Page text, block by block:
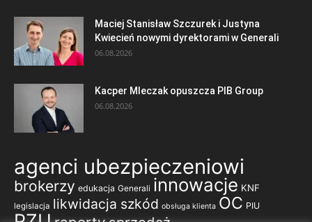
Maciej Stanisław Szczurek i Justyna
Kwiecień nowymi dyrektorami w Generali
06.08.2026
Kacper Mleczak opuszcza PIB Group
06.08.2026
agenci ubezpieczeniowi
brokerzy edukacja Generali innowacje KNF
legislacja likwidacja szkód obsługa klienta OC PIU